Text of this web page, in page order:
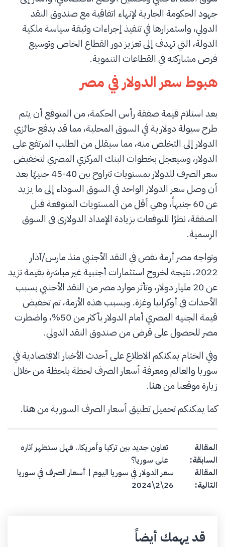
جهود الحكومة الجارية لإنهاء اتفاقية مع صندوق النقد
الدولي، واستمرارها في تنفيذ إجراءات وثيقة سياسة ملكية
الدولة، التي تهدف إلى تعزيز دور القطاع الخاص وتوسيع
فرص مشاركته في القطاعات التنموية.
هبوط سعر الدولار في مصر
بعد استلام قيمة صفقة رأس الحكمة، من المتوقع أن يتم
طرح سيولة دولارية في السوق المحلية، مما قد يدفع حائزي
الدولار إلى التخلص منه، مما سيقلل من الطلب المرتفع على
الدولار، وسيعجل بخطوات البنك المركزي المصري لتخفيض
سعر الصرف للدولار بمستويات تتراوح بين 40-45 جنيهًا بعد
أن وصل سعر الدولار الواحد في السوق السوداء إلى ما يزيد
عن 60 جنيهاً، وهي أقل من المستويات المتوقعة قبل
الصفقة، نظرًا للتوقعات بزيادة الإمداد الدولاري في السوق
الرسمية.
وتواجه مصر أزمة نقص في النقد الأجنبي منذ مارس/آذار
2022، نتيجة لخروج استثمارات أجنبية غير مباشرة بقيمة تزيد
عن 20 مليار دولار، وتأثر موارد مصر من النقد الأجنبي بسبب
الأحداث في أوكرانيا وغزة. وبسبب هذه الأزمة، تم تخفيض
قيمة الجنيه المصري أمام الدولار بأكثر من 50%، واضطرت
مصر للحصول على قرض من صندوق النقد الدولي.
وفي الختام يمكنكم الاطلاع على أحدث الأخبار الاقتصادية في
سوريا والعالم ومعرفة أسعار الصرف لحظة بلحظة من خلال
زيارة موقعنا منهنا.
كما يمكنكم تحميل تطبيق أسعار الصرف السورية منهنا.
Post navigation
المقالة
السابقة:
تعاون جديد بين تركيا وأمريكا.. فهل ستظهر آثاره
على سوريا؟
المقالة
التالية:
سعر الدولار في سوريا اليوم | أسعار الصرف في سوريا
26\2\2024
قد يهمك أيضاً